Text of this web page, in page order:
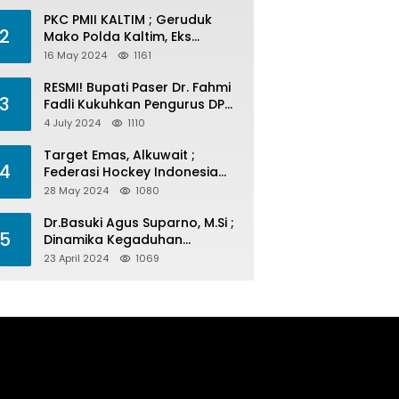
2
PKC PMII KALTIM ; Geruduk
Mako Polda Kaltim, Eks
Lubang Tambang Banyak
16 May 2024 1161
3
RESMI! Bupati Paser Dr. Fahmi
Fadli Kukuhkan Pengurus DPP
LAP 2024-2029
4 July 2024 1110
4
Target Emas, Alkuwait ;
Federasi Hockey Indonesia
Kota Balikpapan Siap Menjadi
28 May 2024 1080
5
Dr.Basuki Agus Suparno, M.Si ;
Dinamika Kegaduhan
Komunikasi Politik Jelang
23 April 2024 1069